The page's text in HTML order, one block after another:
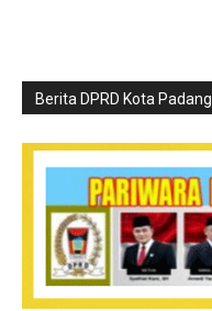
Berita DPRD Kota Padang